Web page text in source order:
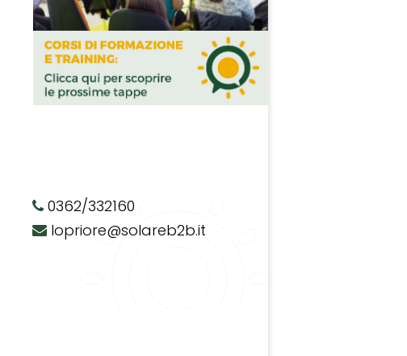
0362/332160
lopriore@solareb2b.it